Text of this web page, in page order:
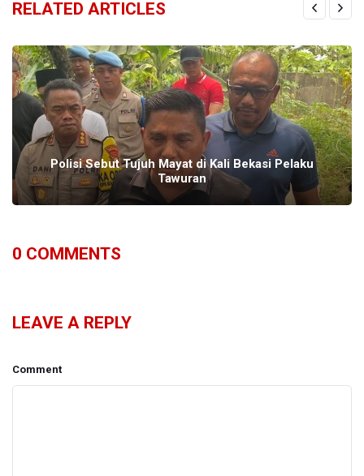
RELATED ARTICLES
Polisi Sebut Tujuh Mayat di Kali Bekasi Pelaku
Tawuran
0 COMMENTS
LEAVE A REPLY
Comment